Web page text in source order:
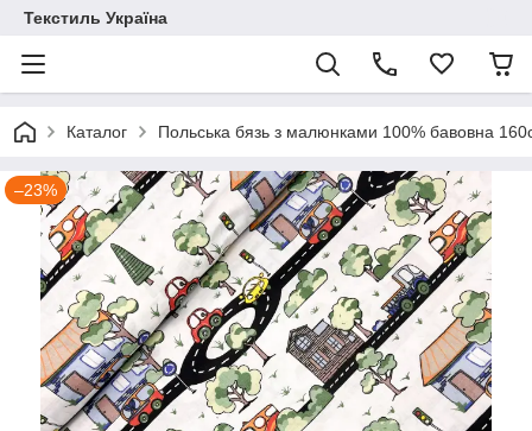
Текстиль Україна
Каталог Польська бязь з малюнками 100% бавовна
–23%